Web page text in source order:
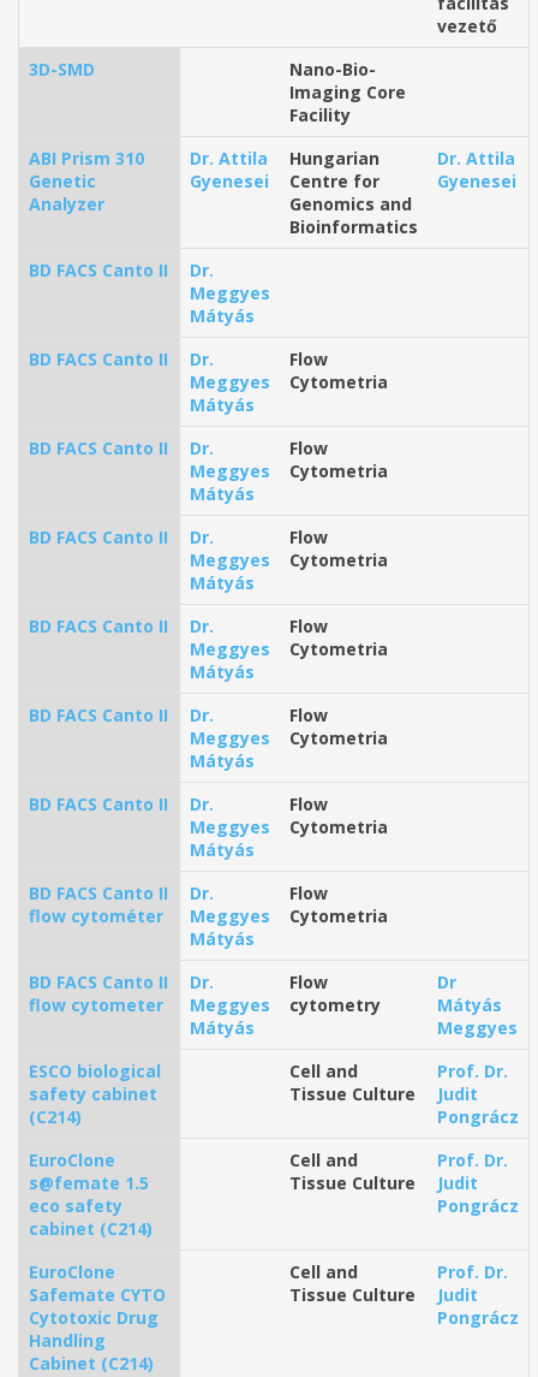
vezető
3D-SMD
Nano-Bio-
Imaging Core
Facility
ABI Prism 310
Genetic
Analyzer
Dr. Attila
Gyenesei
Hungarian
Centre for
Genomics and
Bioinformatics
Dr. Attila
Gyenesei
BD FACS Canto II
Dr.
Meggyes
Mátyás
BD FACS Canto II
Dr.
Meggyes
Mátyás
Flow
Cytometria
BD FACS Canto II
Dr.
Meggyes
Mátyás
Flow
Cytometria
BD FACS Canto II
Dr.
Meggyes
Mátyás
Flow
Cytometria
BD FACS Canto II
Dr.
Meggyes
Mátyás
Flow
Cytometria
BD FACS Canto II
Dr.
Meggyes
Mátyás
Flow
Cytometria
BD FACS Canto II
Dr.
Meggyes
Mátyás
Flow
Cytometria
BD FACS Canto II
flow cytométer
Dr.
Meggyes
Mátyás
Flow
Cytometria
BD FACS Canto II
flow cytometer
Dr.
Meggyes
Mátyás
Flow
cytometry
Dr
Mátyás
Meggyes
ESCO biological
safety cabinet
(C214)
Cell and
Tissue Culture
Prof. Dr.
Judit
Pongrácz
EuroClone
s@femate 1.5
eco safety
cabinet (C214)
Cell and
Tissue Culture
Prof. Dr.
Judit
Pongrácz
EuroClone
Safemate CYTO
Cytotoxic Drug
Handling
Cabinet (C214)
Cell and
Tissue Culture
Prof. Dr.
Judit
Pongrácz